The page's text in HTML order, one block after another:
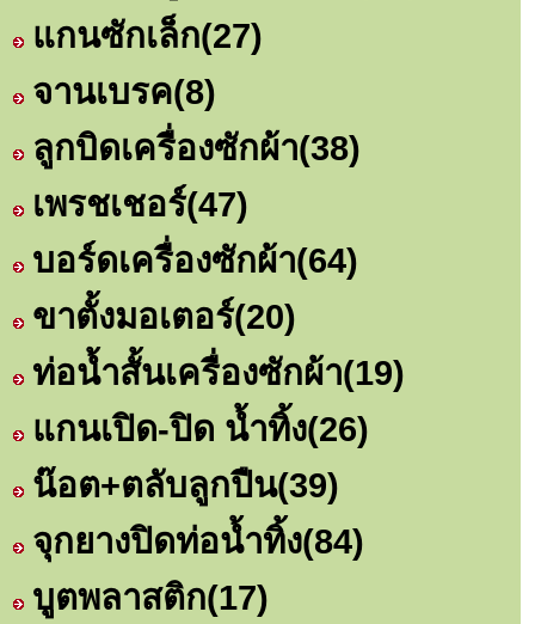
แกนซักเล็ก(27)
จานเบรค(8)
ลูกบิดเครื่องซักผ้า(38)
เพรชเชอร์(47)
บอร์ดเครื่องซักผ้า(64)
ขาตั้งมอเตอร์(20)
ท่อน้ำสั้นเครื่องซักผ้า(19)
แกนเปิด-ปิด น้ำทิ้ง(26)
น๊อต+ตลับลูกปืน(39)
จุกยางปิดท่อน้ำทิ้ง(84)
บูตพลาสติก(17)